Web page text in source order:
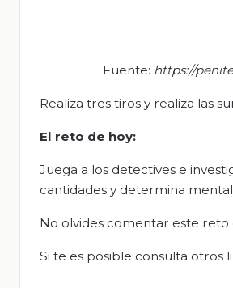
Fuente: https://
Realiza tres tiros y realiza las
El reto de hoy:
Juega a los detectives e
cantidades y determina
No olvides comentar este
Si te es posible consulta otros